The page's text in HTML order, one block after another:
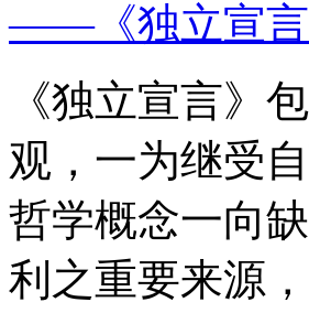
——《独立宣言
《独立宣言》
观，一为继受
哲学概念一向
利之重要来源